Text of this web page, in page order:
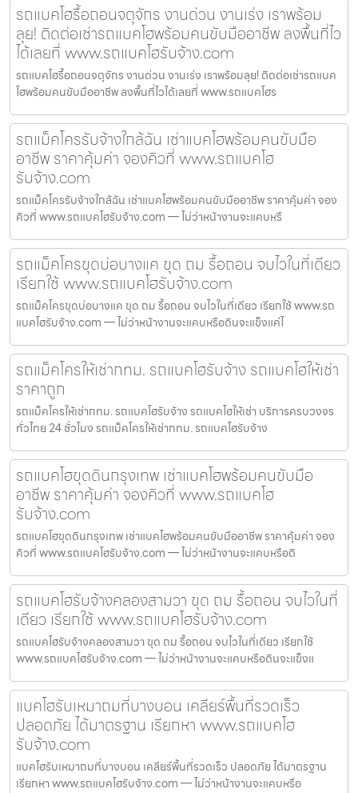
รถแบคโฮรื้อถอนจตุจักร งานด่วน งานเร่ง เราพร้อม
ลุย! ติดต่อเช่ารถแบคโฮพร้อมคนขับมืออาชีพ ลงพื้นที่ไว
ได้เลยที่ www.รถแบคโฮรับจ้าง.com
รถแบคโฮรื้อถอนจตุจักร งานด่วน งานเร่ง เราพร้อมลุย! ติดต่อเช่ารถแบค
โฮพร้อมคนขับมืออาชีพ ลงพื้นที่ไวได้เลยที่ www.รถแบคโฮร
รถแม็คโครรับจ้างใกล้ฉัน เช่าแบคโฮพร้อมคนขับมือ
อาชีพ ราคาคุ้มค่า จองคิวที่ www.รถแบคโฮ
รับจ้าง.com
รถแม็คโครรับจ้างใกล้ฉัน เช่าแบคโฮพร้อมคนขับมืออาชีพ ราคาคุ้มค่า จอง
คิวที่ www.รถแบคโฮรับจ้าง.com — ไม่ว่าหน้างานจะแคบหรื
รถแม็คโครขุดบ่อบางแค ขุด ถม รื้อถอน จบไวในที่เดียว
เรียกใช้ www.รถแบคโฮรับจ้าง.com
รถแม็คโครขุดบ่อบางแค ขุด ถม รื้อถอน จบไวในที่เดียว เรียกใช้ www.รถ
แบคโฮรับจ้าง.com — ไม่ว่าหน้างานจะแคบหรือดินจะแข็งแค่ไ
รถแม็คโครให้เช่ากทม. รถแบคโฮรับจ้าง รถแบคโฮให้เช่า
ราคาถูก
รถแม็คโครให้เช่ากทม. รถแบคโฮรับจ้าง รถแบคโฮให้เช่า บริการครบวงจร
ทั่วไทย 24 ชั่วโมง รถแม็คโครให้เช่ากทม. รถแบคโฮรับจ้าง
รถแบคโฮขุดดินกรุงเทพ เช่าแบคโฮพร้อมคนขับมือ
อาชีพ ราคาคุ้มค่า จองคิวที่ www.รถแบคโฮ
รับจ้าง.com
รถแบคโฮขุดดินกรุงเทพ เช่าแบคโฮพร้อมคนขับมืออาชีพ ราคาคุ้มค่า จอง
คิวที่ www.รถแบคโฮรับจ้าง.com — ไม่ว่าหน้างานจะแคบหรือดิ
รถแบคโฮรับจ้างคลองสามวา ขุด ถม รื้อถอน จบไวในที่
เดียว เรียกใช้ www.รถแบคโฮรับจ้าง.com
รถแบคโฮรับจ้างคลองสามวา ขุด ถม รื้อถอน จบไวในที่เดียว เรียกใช้
www.รถแบคโฮรับจ้าง.com — ไม่ว่าหน้างานจะแคบหรือดินจะแข็งแ
แบคโฮรับเหมาถมที่บางบอน เคลียร์พื้นที่รวดเร็ว
ปลอดภัย ได้มาตรฐาน เรียกหา www.รถแบคโฮ
รับจ้าง.com
แบคโฮรับเหมาถมที่บางบอน เคลียร์พื้นที่รวดเร็ว ปลอดภัย ได้มาตรฐาน
เรียกหา www.รถแบคโฮรับจ้าง.com — ไม่ว่าหน้างานจะแคบหรือ